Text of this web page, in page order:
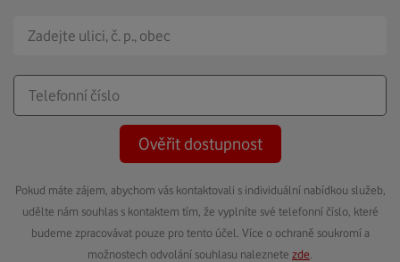
Ověřit dostupnost
Pokud máte zájem, abychom vás kontaktovali s individuální nabídkou služeb,
udělte nám souhlas s kontaktem tím, že vyplníte své telefonní číslo, které
budeme zpracovávat pouze pro tento účel. Více o ochraně soukromí a
možnostech odvolání souhlasu naleznete zde